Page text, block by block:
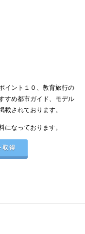
イント１０、教育旅行の
すめ都市ガイド、モデル
載されております。
になっております。
取得